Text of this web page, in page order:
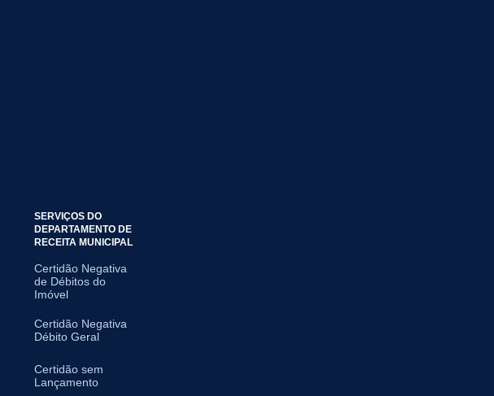
SERVIÇOS DO
DEPARTAMENTO DE
RECEITA MUNICIPAL
Certidão Negativa
de Débitos do
Imóvel
Certidão Negativa
Débito Geral
Certidão sem
Lançamento